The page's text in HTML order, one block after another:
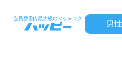
男